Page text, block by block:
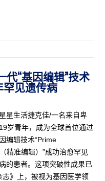
代“基因编辑”技术
罕见遗传病
星生活捷克佳/一名来自卑
岁青年，成为全球首位通过
编辑技术“Prime
精准编辑）”成功治愈罕见
的患者。这项突破性成果已
》上，被视为基因医学领